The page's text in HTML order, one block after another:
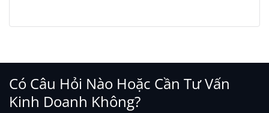
Có Câu Hỏi Nào Hoặc Cần Tư Vấn
Kinh Doanh Không?